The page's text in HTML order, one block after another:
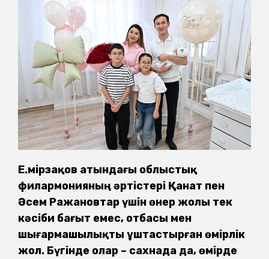
Е.Өмірзақов атындағы облыстық
филармонияның әртістері Қанат пен
Әсем Ражановтар үшін өнер жолы тек
кәсіби бағыт емес, отбасы мен
шығармашылықты ұштастырған өмірлік
жол. Бүгінде олар – сахнада да, өмірде